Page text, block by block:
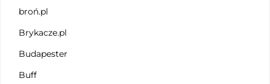
broń.pl
Brykacze.pl
Budapester
Buff